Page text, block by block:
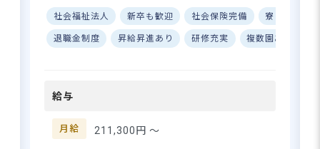
5,000円）や賞与（年4ヶ月
分）もあり、キャリアアップ
しながら安心して働けます！
一緒に感じましょう◎
応募資格
住所
東京都新宿区上落合1丁目5-2 羽場ビル1~3
階
自転車通勤OK♪無料駐輪場完
備 ーー【広々とした園舎で、
わらべうたを大切にする保育
さまが思い切り体を動かせる
保育を実践しています。4～5
歳児はランチルームを使用し
社会福祉法人 新卒も歓迎 社会保険完備 寮・住宅・
退職金制度 昇給昇進あり 研修充実 複数園あり
給与
月給 211,300円 〜